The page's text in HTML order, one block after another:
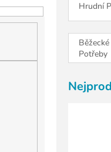
Hrudní
Běžecké
Potřeby